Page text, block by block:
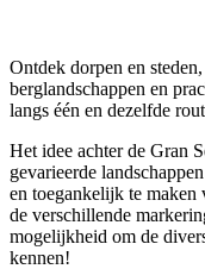
Ontdek dorpen en
berglandschappen en
langs één en dezelfde
Het idee achter de Gran
gevarieerde
en toegankelijk te
de verschillende
mogelijkheid om de
kennen!